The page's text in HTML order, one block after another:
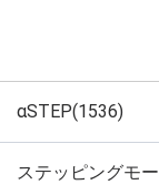
αSTEP(1536)
ステッピングモ